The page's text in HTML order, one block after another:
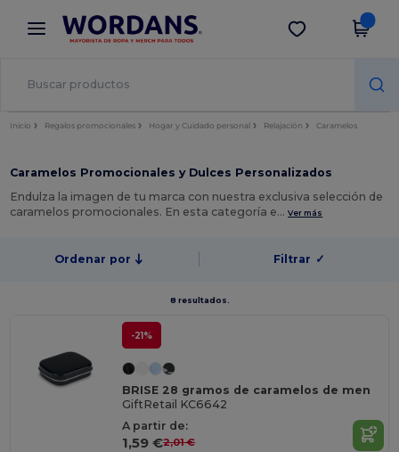
× App de Wordans
¡Mejores precios en app!
Descargar app
Inicio Regalos promocionales Hogar y Cuidado personal Relajación Caramelos
Caramelos Promocionales y Dulces Personalizados
Endulza la imagen de tu marca con nuestra exclusiva selección de
caramelos promocionales. En esta categoría e…Ver más
Ordenar por Filtrar ✓
8 resultados.
-21%
BRISE 28 gramos de caramelos de men
GiftRetail KC6642
A partir de:
1,59 €2,01 €